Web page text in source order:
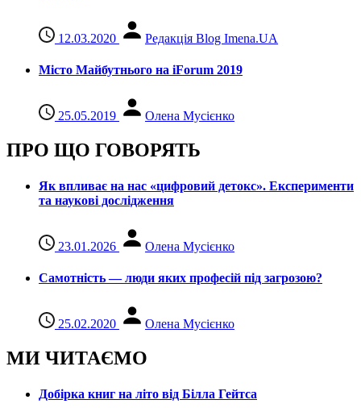
12.03.2020 Редакція Blog Imena.UA
Місто Майбутнього на iForum 2019
25.05.2019 Олена Мусієнко
ПРО ЩО ГОВОРЯТЬ
Як впливає на нас «цифровий детокс». Експерименти
та наукові дослідження
23.01.2026 Олена Мусієнко
Самотність — люди яких професій під загрозою?
25.02.2020 Олена Мусієнко
МИ ЧИТАЄМО
Добірка книг на літо від Білла Гейтса